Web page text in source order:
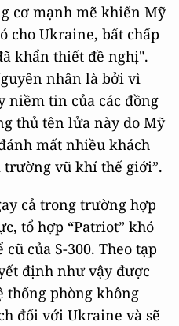
cơ mạnh mẽ khiến Mỹ
cho Ukraine, bất chấp
khẩn thiết đề nghị".
nhân là bởi vì
niềm tin của các đồng
thủ tên lửa này do Mỹ
mất nhiều khách
vũ khí thế giới”.
cả trong trường hợp
tổ hợp “Patriot” khó
của S-300. Theo tạp
định như vậy được
thống phòng không
đối với Ukraine và sẽ